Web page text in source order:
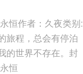
恒作者：久夜类别:
旅程，总会有停泊
的世界不存在。封
、光和暗的冲 传说的永恒